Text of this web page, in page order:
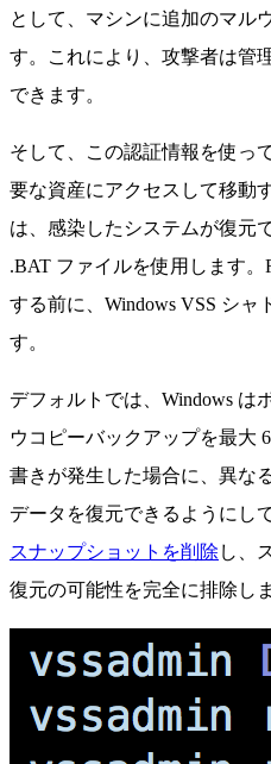
として、マシンに追加のマル
す。これにより、攻撃者は管
できます。
そして、この認証情報を使っ
要な資産にアクセスして移動
は、感染したシステムが復元
.BAT ファイルを使用します
する前に、Windows VSS シャ
す。
デフォルトでは、Windows は
ウコピーバックアップを最大
書きが発生した場合に、異な
データを復元できるようにし
スナップショットを削除 し、
復元の可能性を完全に排除し